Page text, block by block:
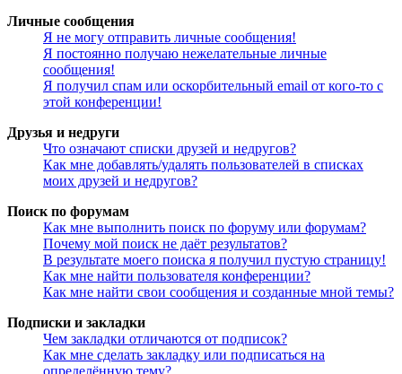
Личные сообщения
Я не могу отправить личные сообщения!
Я постоянно получаю нежелательные личные
сообщения!
Я получил спам или оскорбительный email от кого-то с
этой конференции!
Друзья и недруги
Что означают списки друзей и недругов?
Как мне добавлять/удалять пользователей в списках
моих друзей и недругов?
Поиск по форумам
Как мне выполнить поиск по форуму или форумам?
Почему мой поиск не даёт результатов?
В результате моего поиска я получил пустую страницу!
Как мне найти пользователя конференции?
Как мне найти свои сообщения и созданные мной темы?
Подписки и закладки
Чем закладки отличаются от подписок?
Как мне сделать закладку или подписаться на